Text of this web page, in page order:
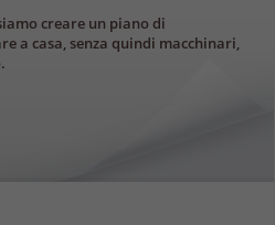
creare un piano di
a casa, senza quindi macchinari,